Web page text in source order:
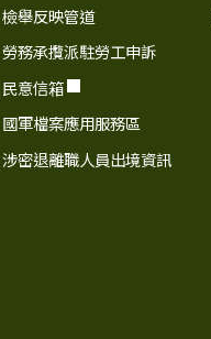
檢舉反映管道
勞務承攬派駐勞工申訴
民意信箱
國軍檔案應用服務區
涉密退離職人員出境資訊